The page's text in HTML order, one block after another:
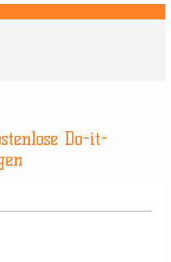
Do-it-